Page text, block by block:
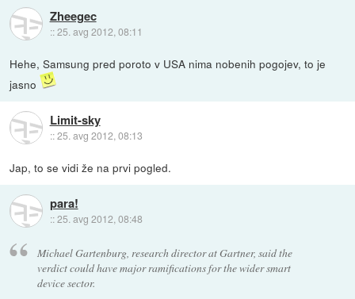
Zheegec
::25. avg 2012, 08:11
Hehe, Samsung pred poroto v USA nima nobenih pogojev, to je
jasno
Limit-sky
::25. avg 2012, 08:13
Jap, to se vidi že na prvi pogled.
para!
::25. avg 2012, 08:48
Michael Gartenburg, research director at Gartner, said the
verdict could have major ramifications for the wider smart
device sector.